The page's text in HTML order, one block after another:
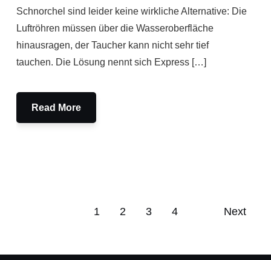
Schnorchel sind leider keine wirkliche Alternative: Die
Luftröhren müssen über die Wasseroberfläche
hinausragen, der Taucher kann nicht sehr tief
tauchen. Die Lösung nennt sich Express […]
Read More
1 2 3 4 Next